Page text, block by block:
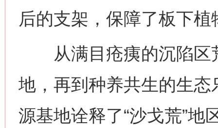
后的支架，保障了板下
从满目疮痍的沉陷区
地，再到种养共生的生
源基地诠释了“沙戈荒”地